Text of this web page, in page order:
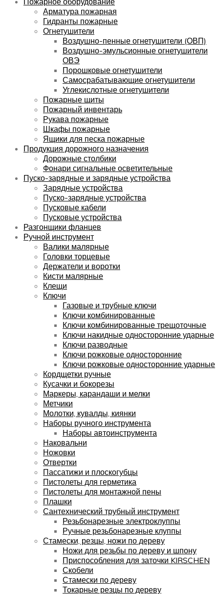
Арматура пожарная
Гидранты пожарные
Огнетушители
Воздушно-пенные огнетушители (ОВП)
Воздушно-эмульсионные огнетушители
ОВЭ
Порошковые огнетушители
Самосрабатывающие огнетушители
Углекислотные огнетушители
Пожарные щиты
Пожарный инвентарь
Рукава пожарные
Шкафы пожарные
Ящики для песка пожарные
Продукция дорожного назначения
Дорожные столбики
Фонари сигнальные осветительные
Пуско-зарядные и зарядные устройства
Зарядные устройства
Пуско-зарядные устройства
Пусковые кабели
Пусковые устройства
Разгонщики фланцев
Ручной инструмент
Валики малярные
Головки торцевые
Держатели и воротки
Кисти малярные
Клещи
Ключи
Газовые и трубные ключи
Ключи комбинированные
Ключи комбинированные трещоточные
Ключи накидные односторонние ударные
Ключи разводные
Ключи рожковые односторонние
Ключи рожковые односторонние ударные
Кордщетки ручные
Кусачки и бокорезы
Маркеры, карандаши и мелки
Метчики
Молотки, кувалды, киянки
Наборы ручного инструмента
Наборы автоинструмента
Наковальни
Ножовки
Отвертки
Пассатижи и плоскогубцы
Пистолеты для герметика
Пистолеты для монтажной пены
Плашки
Сантехнический трубный инструмент
Резьбонарезные электроклуппы
Ручные резьбонарезные клуппы
Стамески, резцы, ножи по дереву
Ножи для резьбы по дереву и шпону
Приспособления для заточки KIRSCHEN
Скобели
Стамески по дереву
Токарные резцы по дереву